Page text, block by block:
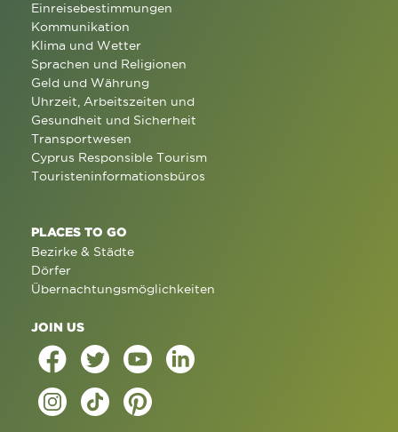
Einreisebestimmungen
Kommunikation
Klima und Wetter
Sprachen und Religionen
Geld und Währung
Uhrzeit, Arbeitszeiten und
Gesundheit und Sicherheit
Transportwesen
Cyprus Responsible Tourism
Touristeninformationsbüros
PLACES TO GO
Bezirke & Städte
Dörfer
Übernachtungsmöglichkeiten
JOIN US